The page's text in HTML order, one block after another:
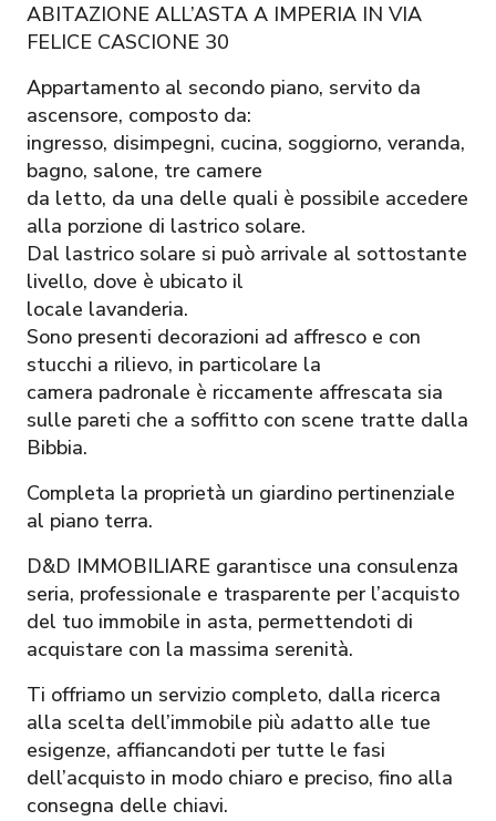
ABITAZIONE ALL’ASTA A IMPERIA IN VIA
FELICE CASCIONE 30
Appartamento al secondo piano, servito da
ascensore, composto da:
ingresso, disimpegni, cucina, soggiorno, veranda,
bagno, salone, tre camere
da letto, da una delle quali è possibile accedere
alla porzione di lastrico solare.
Dal lastrico solare si può arrivale al sottostante
livello, dove è ubicato il
locale lavanderia.
Sono presenti decorazioni ad affresco e con
stucchi a rilievo, in particolare la
camera padronale è riccamente affrescata sia
sulle pareti che a soffitto con scene tratte dalla
Bibbia.
Completa la proprietà un giardino pertinenziale
al piano terra.
D&D IMMOBILIARE garantisce una consulenza
seria, professionale e trasparente per l’acquisto
del tuo immobile in asta, permettendoti di
acquistare con la massima serenità.
Ti offriamo un servizio completo, dalla ricerca
alla scelta dell’immobile più adatto alle tue
esigenze, affiancandoti per tutte le fasi
dell’acquisto in modo chiaro e preciso, fino alla
consegna delle chiavi.